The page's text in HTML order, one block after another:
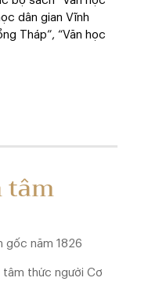
dân gian Vĩnh
Tháp”, “Văn học
tâm
gốc năm 1826
tâm thức người Cơ